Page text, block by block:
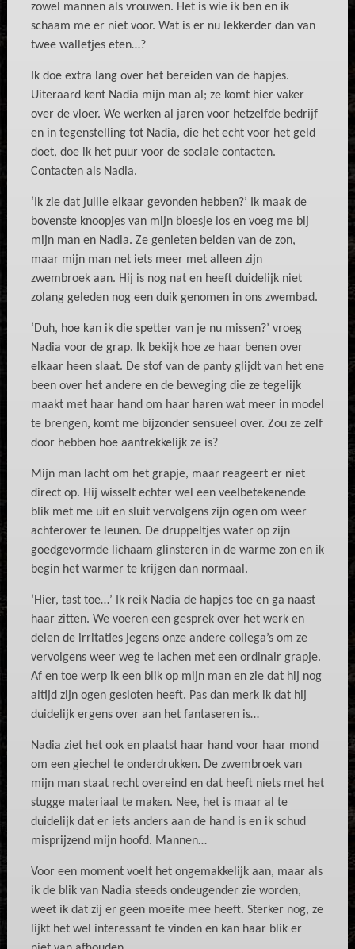
zowel mannen als vrouwen. Het is wie ik ben en ik
schaam me er niet voor. Wat is er nu lekkerder dan van
twee walletjes eten…?
Ik doe extra lang over het bereiden van de hapjes.
Uiteraard kent Nadia mijn man al; ze komt hier vaker
over de vloer. We werken al jaren voor hetzelfde bedrijf
en in tegenstelling tot Nadia, die het echt voor het geld
doet, doe ik het puur voor de sociale contacten.
Contacten als Nadia.
‘Ik zie dat jullie elkaar gevonden hebben?’ Ik maak de
bovenste knoopjes van mijn bloesje los en voeg me bij
mijn man en Nadia. Ze genieten beiden van de zon,
maar mijn man net iets meer met alleen zijn
zwembroek aan. Hij is nog nat en heeft duidelijk niet
zolang geleden nog een duik genomen in ons zwembad.
‘Duh, hoe kan ik die spetter van je nu missen?’ vroeg
Nadia voor de grap. Ik bekijk hoe ze haar benen over
elkaar heen slaat. De stof van de panty glijdt van het ene
been over het andere en de beweging die ze tegelijk
maakt met haar hand om haar haren wat meer in model
te brengen, komt me bijzonder sensueel over. Zou ze zelf
door hebben hoe aantrekkelijk ze is?
Mijn man lacht om het grapje, maar reageert er niet
direct op. Hij wisselt echter wel een veelbetekenende
blik met me uit en sluit vervolgens zijn ogen om weer
achterover te leunen. De druppeltjes water op zijn
goedgevormde lichaam glinsteren in de warme zon en ik
begin het warmer te krijgen dan normaal.
‘Hier, tast toe…’ Ik reik Nadia de hapjes toe en ga naast
haar zitten. We voeren een gesprek over het werk en
delen de irritaties jegens onze andere collega’s om ze
vervolgens weer weg te lachen met een ordinair grapje.
Af en toe werp ik een blik op mijn man en zie dat hij nog
altijd zijn ogen gesloten heeft. Pas dan merk ik dat hij
duidelijk ergens over aan het fantaseren is…
Nadia ziet het ook en plaatst haar hand voor haar mond
om een giechel te onderdrukken. De zwembroek van
mijn man staat recht overeind en dat heeft niets met het
stugge materiaal te maken. Nee, het is maar al te
duidelijk dat er iets anders aan de hand is en ik schud
misprijzend mijn hoofd. Mannen…
Voor een moment voelt het ongemakkelijk aan, maar als
ik de blik van Nadia steeds ondeugender zie worden,
weet ik dat zij er geen moeite mee heeft. Sterker nog, ze
lijkt het wel interessant te vinden en kan haar blik er